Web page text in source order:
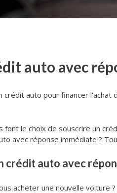
auto avec
crédit auto pour financer
font le choix de souscrire un
avec réponse immédiate ?
crédit auto avec
acheter une nouvelle voiture